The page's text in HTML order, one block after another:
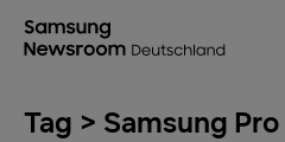
Tag > Samsung